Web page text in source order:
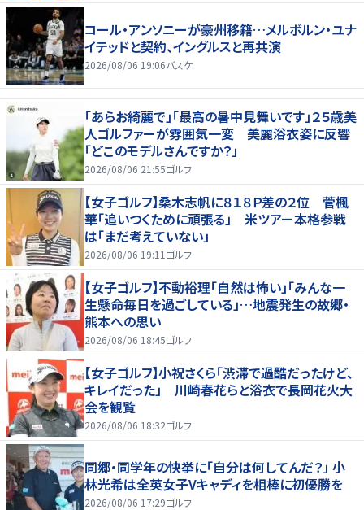
コール・アンソニーが豪州移籍…メルボルン・ユナ
イテッドと契約、イングルスと再共演
2026/08/06 19:06バスケ
「あらお綺麗で」「最高の暑中見舞いです」２５歳美
人ゴルファーが雰囲気一変 美麗浴衣姿に反響
「どこのモデルさんですか？」
2026/08/06 21:55ゴルフ
【女子ゴルフ】桑木志帆に８１８Ｐ差の２位 菅楓
華「追いつくために頑張る」 米ツアー本格参戦
は「まだ考えていない」
2026/08/06 19:11 ゴルフ
【女子ゴルフ】不動裕理「自然は怖い」「みんな一
生懸命毎日を過ごしている」…地震発生の故郷・
熊本への思い
2026/08/06 18:45ゴルフ
【女子ゴルフ】小祝さくら「渋滞で過酷だったけど、
キレイだった」 川崎春花らと浴衣で長岡花火大
会を観覧
2026/08/06 18:32ゴルフ
同郷・同学年の快挙に「自分は何してんだ？」 小
林光希は全英女子Vキャディを相棒に初優勝を
2026/08/06 17:29ゴルフ